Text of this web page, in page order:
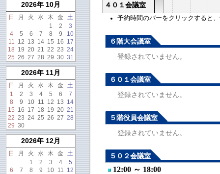
予約時間のバーをクリックすると
４０１会議室
６階大会議室
登録されていません。
６０１会議室
登録されていません。
５階役員会議室
登録されていません。
５０２会議室
12:00 ～ 18:00
2026年 10月
日 月 火 水 木 金
土
1
2
3
4
5 6 7 8 9
10
11 12 13 14 15 16 17
18 19 20 21 22 23 24
25 26 27 28 29 30 31
2026年 11月
日 月 火 水 木 金
土
1
2 3 4 5 6
7
8
9 10 11 12 13 14
15 16 17 18 19 20 21
22 23 24 25 26 27 28
29 30
2026年 12月
日 月 火 水 木 金
土
1
2 3 4
5
6
7 8 9 10 11 12